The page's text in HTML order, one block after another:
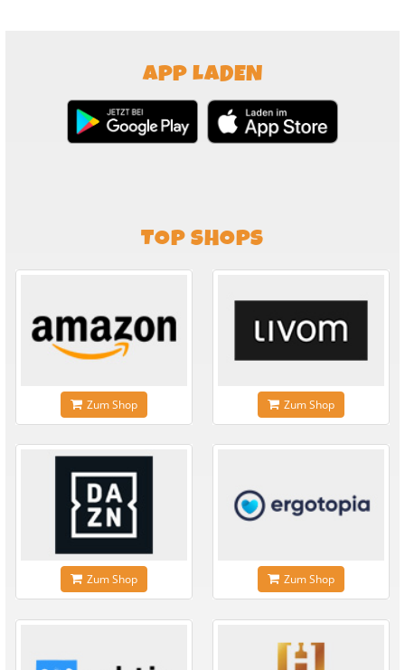
APP LADEN
TOP SHOPS
Zum Shop Zum Shop
Zum Shop Zum Shop